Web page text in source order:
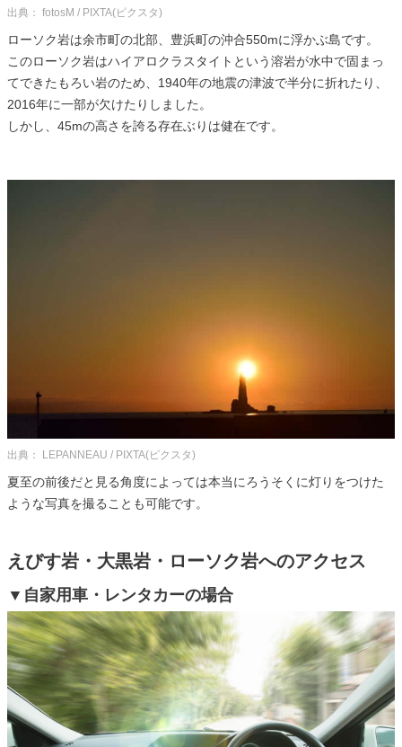
出典： fotosM / PIXTA(ピクスタ)
ローソク岩は余市町の北部、豊浜町の沖合550mに浮かぶ島です。
このローソク岩はハイアロクラスタイトという溶岩が水中で固まっ
てできたもろい岩のため、1940年の地震の津波で半分に折れたり、
2016年に一部が欠けたりしました。
しかし、45mの高さを誇る存在ぶりは健在です。
出典： LEPANNEAU / PIXTA(ピクスタ)
夏至の前後だと見る角度によっては本当にろうそくに灯りをつけた
ような写真を撮ることも可能です。
えびす岩・大黒岩・ローソク岩へのアクセス
▼自家用車・レンタカーの場合